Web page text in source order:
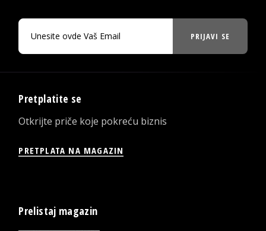
PRIJAVI SE
Pretplatite se
Otkrijte priče koje pokreću biznis
PRETPLATA NA MAGAZIN
Prelistaj magazin